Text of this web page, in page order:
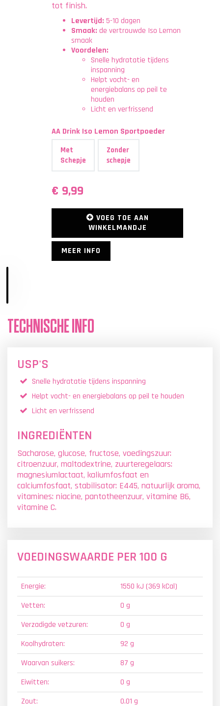
tot finish.
Levertijd: 5-10 dagen
Smaak: de vertrouwde Iso Lemon
smaak
Voordelen:
Snelle hydratatie tijdens
inspanning
Helpt vocht- en
energiebalans op peil te
houden
Licht en verfrissend
AA Drink Iso Lemon Sportpoeder
Met
Schepje
Zonder
schepje
€ 9,99
VOEG TOE AAN
WINKELMANDJE
MEER INFO
TECHNISCHE INFO
USP'S
Snelle hydratatie tijdens inspanning
Helpt vocht- en energiebalans op peil te houden
Licht en verfrissend
INGREDIËNTEN
Sacharose, glucose, fructose, voedingszuur:
citroenzuur, maltodextrine, zuurteregelaars:
magnesiumlactaat, kaliumfosfaat en
calciumfosfaat, stabilisator: E445, natuurlijk aroma,
vitamines: niacine, pantotheenzuur, vitamine B6,
vitamine C.
VOEDINGSWAARDE PER 100 G
Energie:
1550 kJ (369 kCal)
Vetten:
0 g
Verzadigde vetzuren:
0 g
Koolhydraten:
92 g
Waarvan suikers:
87 g
Eiwitten:
0 g
Zout:
0.01 g